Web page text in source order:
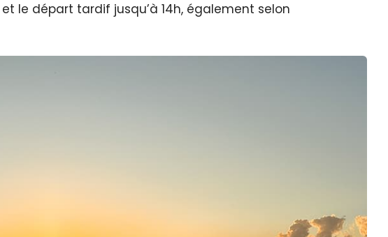
le départ tardif jusqu’à 14h, également selon